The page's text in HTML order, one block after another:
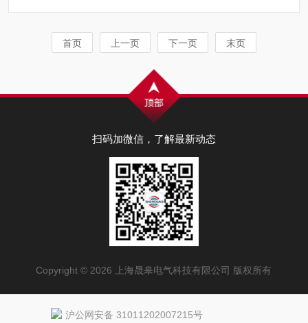
首页 上一页 下一页 末页
扫码加微信，了解最新动态
Copyright © 2026 上海晟皋电气科技有限公司 版权所有
沪公网安备 31011202007215号